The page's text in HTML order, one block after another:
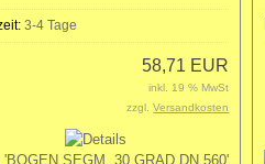
3-4 Tage
58,71 EUR
inkl. 19 % MwSt
zzgl.Versandkosten